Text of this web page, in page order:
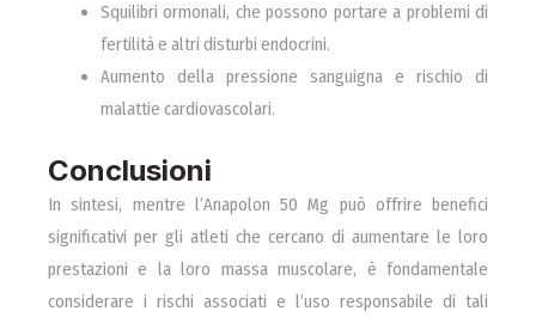
Squilibri ormonali, che possono portare a problemi di
fertilità e altri disturbi endocrini.
Aumento della pressione sanguigna e rischio di
malattie cardiovascolari.
Conclusioni
In sintesi, mentre l’Anapolon 50 Mg può offrire benefici
significativi per gli atleti che cercano di aumentare le loro
prestazioni e la loro massa muscolare, è fondamentale
considerare i rischi associati e l’uso responsabile di tali